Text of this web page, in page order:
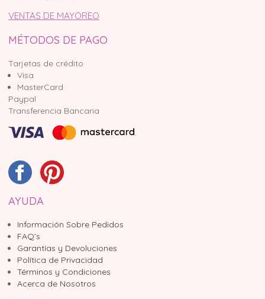
VENTAS DE MAYOREO
MÉTODOS DE PAGO
Tarjetas de crédito
Visa
MasterCard
Paypal
Transferencia Bancaria
AYUDA
Información Sobre Pedidos
FAQ's
Garantías y Devoluciones
Política de Privacidad
Términos y Condiciones
Acerca de Nosotros